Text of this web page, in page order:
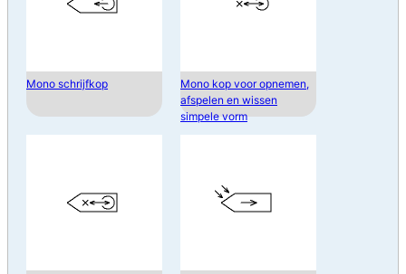
Mono schrijfkop
Mono kop voor opnemen,
afspelen en wissen
simpele vorm